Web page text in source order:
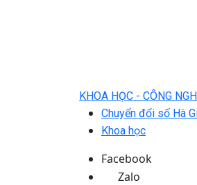
KHOA HỌC - CÔNG
Chuyển đổi số Hà
Khoa học
Facebook
Zalo